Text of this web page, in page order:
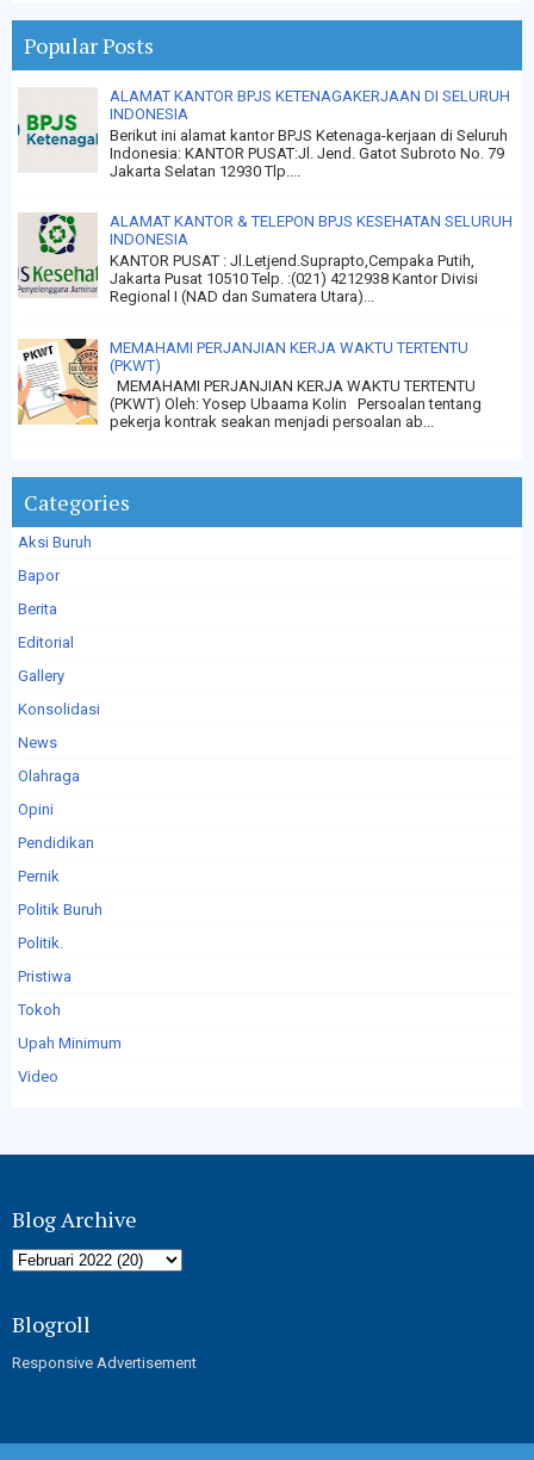
Popular Posts
ALAMAT KANTOR BPJS KETENAGAKERJAAN DI SELURUH
INDONESIA
Berikut ini alamat kantor BPJS Ketenaga-kerjaan di Seluruh
Indonesia: KANTOR PUSAT:Jl. Jend. Gatot Subroto No. 79
Jakarta Selatan 12930 Tlp....
ALAMAT KANTOR & TELEPON BPJS KESEHATAN SELURUH
INDONESIA
KANTOR PUSAT : Jl.Letjend.Suprapto,Cempaka Putih,
Jakarta Pusat 10510 Telp. :(021) 4212938 Kantor Divisi
Regional I (NAD dan Sumatera Utara)...
MEMAHAMI PERJANJIAN KERJA WAKTU TERTENTU
(PKWT)
MEMAHAMI PERJANJIAN KERJA WAKTU TERTENTU
(PKWT) Oleh: Yosep Ubaama Kolin Persoalan tentang
pekerja kontrak seakan menjadi persoalan ab...
Categories
Aksi Buruh
Bapor
Berita
Editorial
Gallery
Konsolidasi
News
Olahraga
Opini
Pendidikan
Pernik
Politik Buruh
Politik.
Pristiwa
Tokoh
Upah Minimum
Video
Blog Archive
Blogroll
Responsive Advertisement